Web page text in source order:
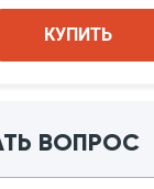
КУПИТЬ
ВОПРОС